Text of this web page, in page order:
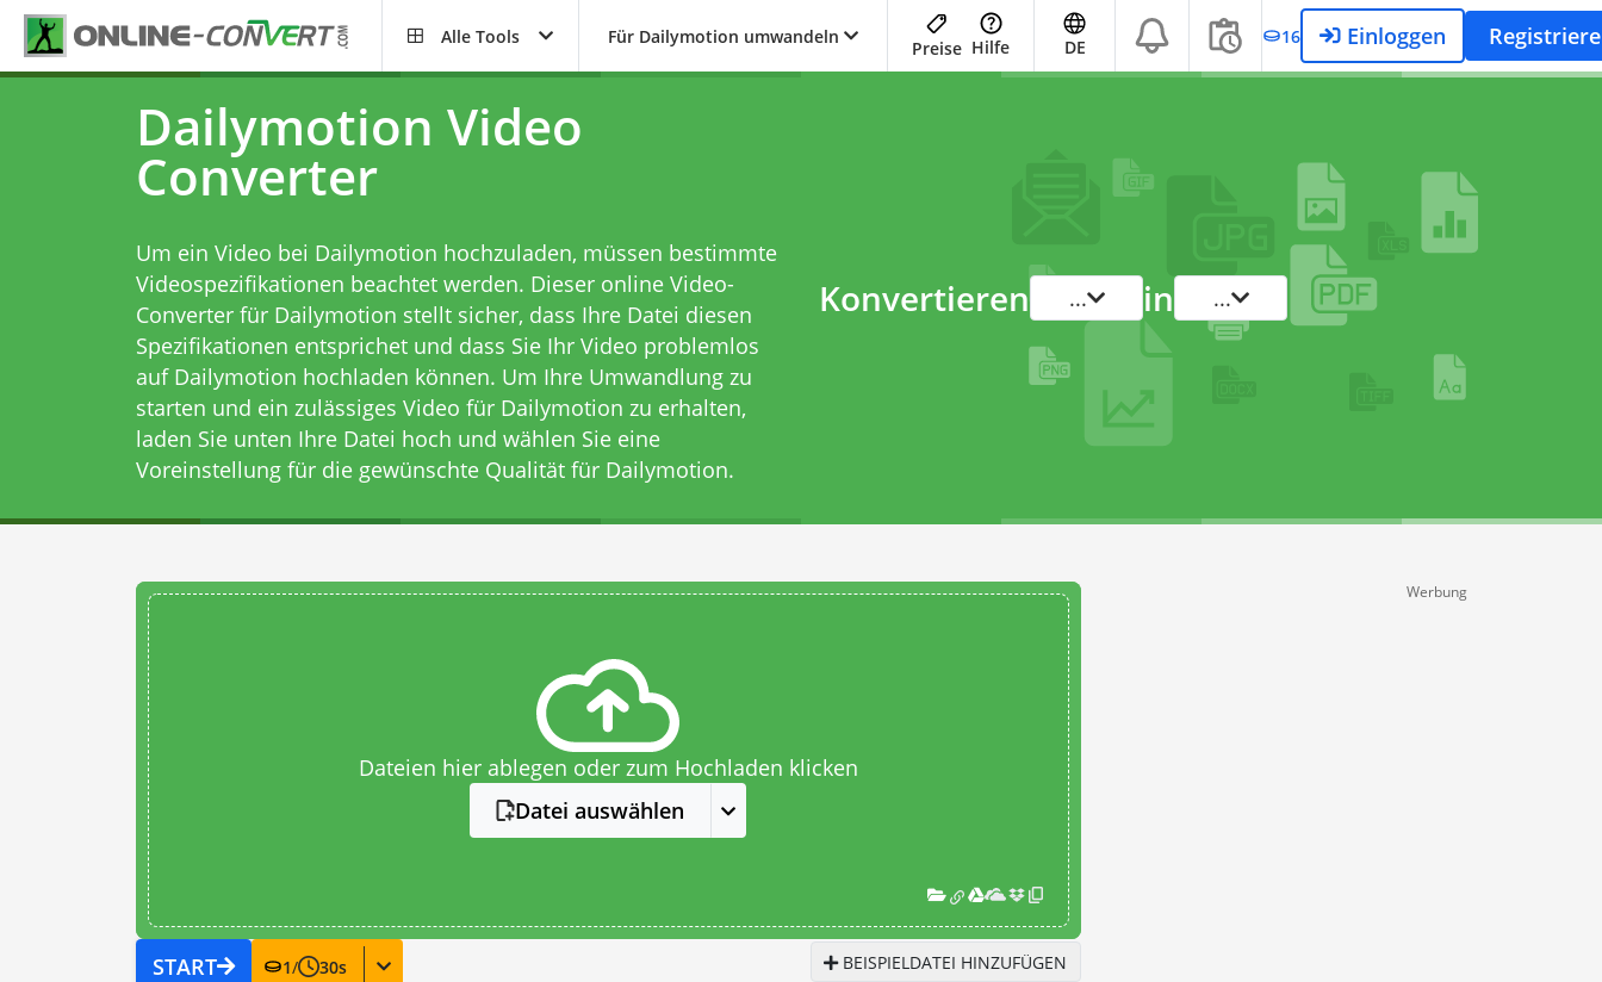
Alle Tools Für Dailymotion umwandeln
Preise Hilfe DE 16 Einloggen
Dailymotion Video
Converter
Um ein Video bei Dailymotion hochzuladen, müssen bestimmte
Videospezifikationen beachtet werden. Dieser online Video-
Converter für Dailymotion stellt sicher, dass Ihre Datei diesen
Spezifikationen entsprichet und dass Sie Ihr Video problemlos
auf Dailymotion hochladen können. Um Ihre Umwandlung zu
starten und ein zulässiges Video für Dailymotion zu erhalten,
laden Sie unten Ihre Datei hoch und wählen Sie eine
Voreinstellung für die gewünschte Qualität für Dailymotion.
Konvertieren ... in ...
Dateien hier ablegen oder zum Hochladen klicken
Datei auswählen
START 1/ 30s BEISPIELDATEI HINZUFÜGEN
Werbung